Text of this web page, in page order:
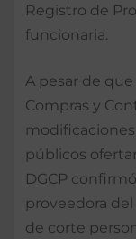
Registro de
funcionaria.
A pesar de
Compras y
públicos
DGCP
proveedora
de corte